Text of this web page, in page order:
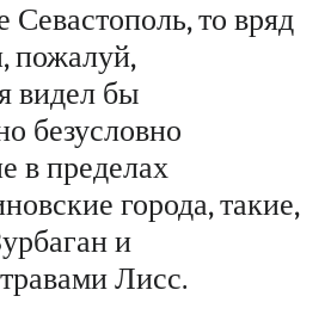
Севастополь, то вряд
пожалуй,
видел бы
безусловно
в пределах
города, такие,
и
Лисс.